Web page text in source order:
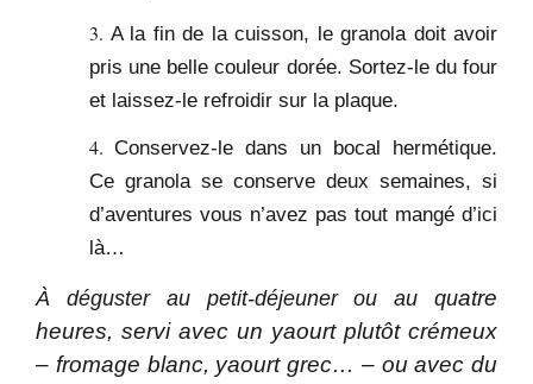
A la fin de la cuisson, le granola doit avoir
pris une belle couleur dorée. Sortez-le du four
et laissez-le refroidir sur la plaque.
Conservez-le dans un bocal hermétique.
Ce granola se conserve deux semaines, si
d’aventures vous n’avez pas tout mangé d’ici
là…
À déguster au petit-déjeunerou au quatre
heures, servi avec un yaourt plutôt crémeux
– fromage blanc, yaourt grec… – ou avec du